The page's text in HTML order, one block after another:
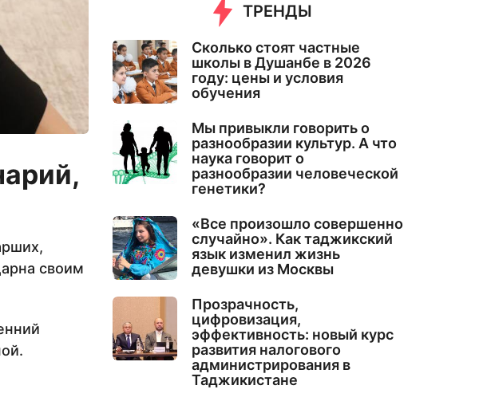
своим
ТРЕНДЫ
Сколько стоят частные
школы в Душанбе в 2026
году: цены и условия
обучения
Мы привыкли говорить о
разнообразии культур. А что
наука говорит о
разнообразии человеческой
генетики?
«Все произошло совершенно
случайно». Как таджикский
язык изменил жизнь
девушки из Москвы
Прозрачность,
цифровизация,
эффективность: новый курс
развития налогового
администрирования в
Таджикистане